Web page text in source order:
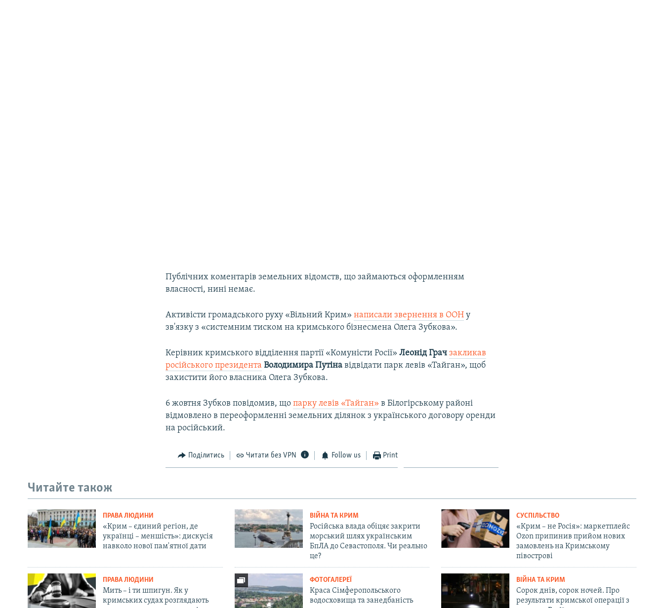
Публічних коментарів земельних відомств, що займаються оформленням
власності, нині немає.
Активісти громадського руху «Вільний Крим»написали звернення в ООН у
зв'язку з «системним тиском на кримського бізнесмена Олега Зубкова».
Керівник кримського відділення партії «Комуністи Росії»Леонід Грач закликав
російського президента Володимира Путіна відвідати парк левів «Тайган», щоб
захистити його власника Олега Зубкова.
6 жовтня Зубков повідомив, щопарку левів «Тайган» в Білогірському районі
відмовлено в переоформленні земельних ділянок з українського договору оренди
на російський.
Поділитись Читати без VPN Follow us Print
Читайте також
ПРАВА ЛЮДИНИ
«Крим – єдиний регіон, де
українці – меншість»: дискусія
навколо нової пам'ятної дати
ВІЙНА ТА КРИМ
Російська влада обіцяє закрити
морський шлях українським
БпЛА до Севастополя. Чи реально
це?
СУСПІЛЬСТВО
«Крим – не Росія»: маркетплейс
Ozon припинив прийом нових
замовлень на Кримському
півострові
ПРАВА ЛЮДИНИ
Мить – і ти шпигун. Як у
кримських судах розглядають
ФОТОГАЛЕРЕЇ
Краса Сімферопольського
водосховища та занедбаність
ВІЙНА ТА КРИМ
Сорок днів, сорок ночей. Про
результати кримської операції з